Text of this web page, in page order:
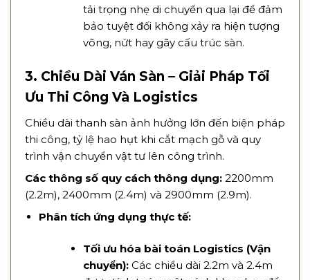
tải trọng nhẹ di chuyển qua lại để đảm
bảo tuyệt đối không xảy ra hiện tượng
võng, nứt hay gãy cấu trúc sàn.
3. Chiều Dài Ván Sàn – Giải Pháp Tối
Ưu Thi Công Và Logistics
Chiều dài thanh sàn ảnh hưởng lớn đến biện pháp
thi công, tỷ lệ hao hụt khi cắt mạch gỗ và quy
trình vận chuyển vật tư lên công trình.
Các thông số quy cách thông dụng: 2200mm
(2.2m), 2400mm (2.4m) và 2900mm (2.9m).
Phân tích ứng dụng thực tế:
Tối ưu hóa bài toán Logistics (Vận
chuyển): Các chiều dài 2.2m và 2.4m